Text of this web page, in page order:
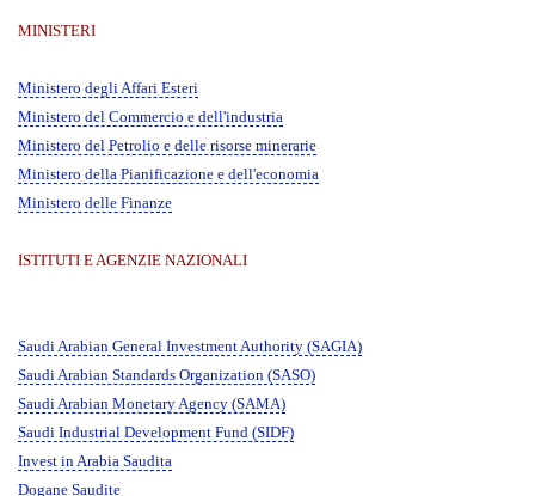
MINISTERI
Ministero degli Affari Esteri
Ministero del Commercio e dell'industria
Ministero del Petrolio e delle risorse minerarie
Ministero della Pianificazione e dell'economia
Ministero delle Finanze
ISTITUTI E AGENZIE NAZIONALI
Saudi Arabian General Investment Authority (SAGIA)
Saudi Arabian Standards Organization (SASO)
Saudi Arabian Monetary Agency (SAMA)
Saudi Industrial Development Fund (SIDF)
Invest in Arabia Saudita
Dogane Saudite